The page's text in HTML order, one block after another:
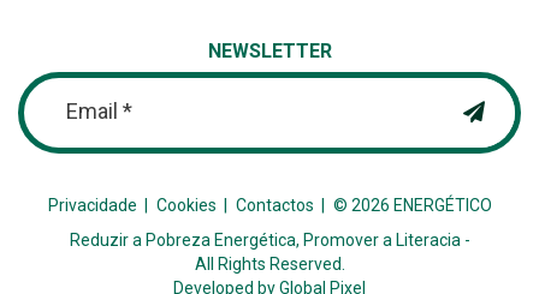
REDE
NEWSLETTER
Email *
Privacidade Cookies Contactos
© 2026 ENERGÉTICO
Reduzir a Pobreza Energética, Promover a Literacia -
All Rights Reserved.
Developed byGlobal Pixel